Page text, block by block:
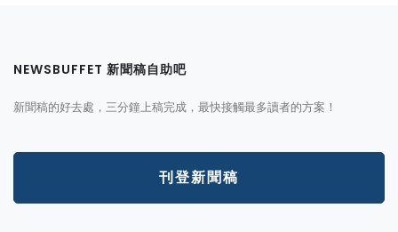
NEWSBUFFET 新聞稿自助吧
新聞稿的好去處，三分鐘上稿完成，最快接觸最多讀者的方案！
刊登新聞稿